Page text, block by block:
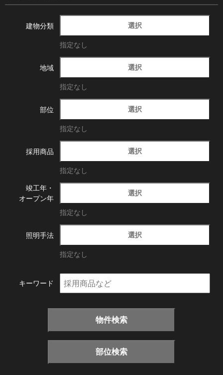
建物分類 選択
指定なし
地域 選択
指定なし
部位 選択
指定なし
採用商品 選択
指定なし
竣工年・
オープン年
選択
指定なし
照明手法 選択
指定なし
キーワード
物件検索
部位検索